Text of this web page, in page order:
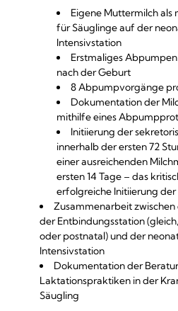
Eigene Muttermilch als
für Säuglinge auf der
Intensivstation
Erstmaliges
nach der Geburt
8 Abpumpvorgänge
Dokumentation der
mithilfe eines
Initiierung der
innerhalb der ersten 72
einer ausreichenden
ersten 14 Tage – das
erfolgreiche Initiierung
Zusammenarbeit
der Entbindungsstation
oder postnatal) und der
Intensivstation
Dokumentation der
Laktationspraktiken in der
Säugling